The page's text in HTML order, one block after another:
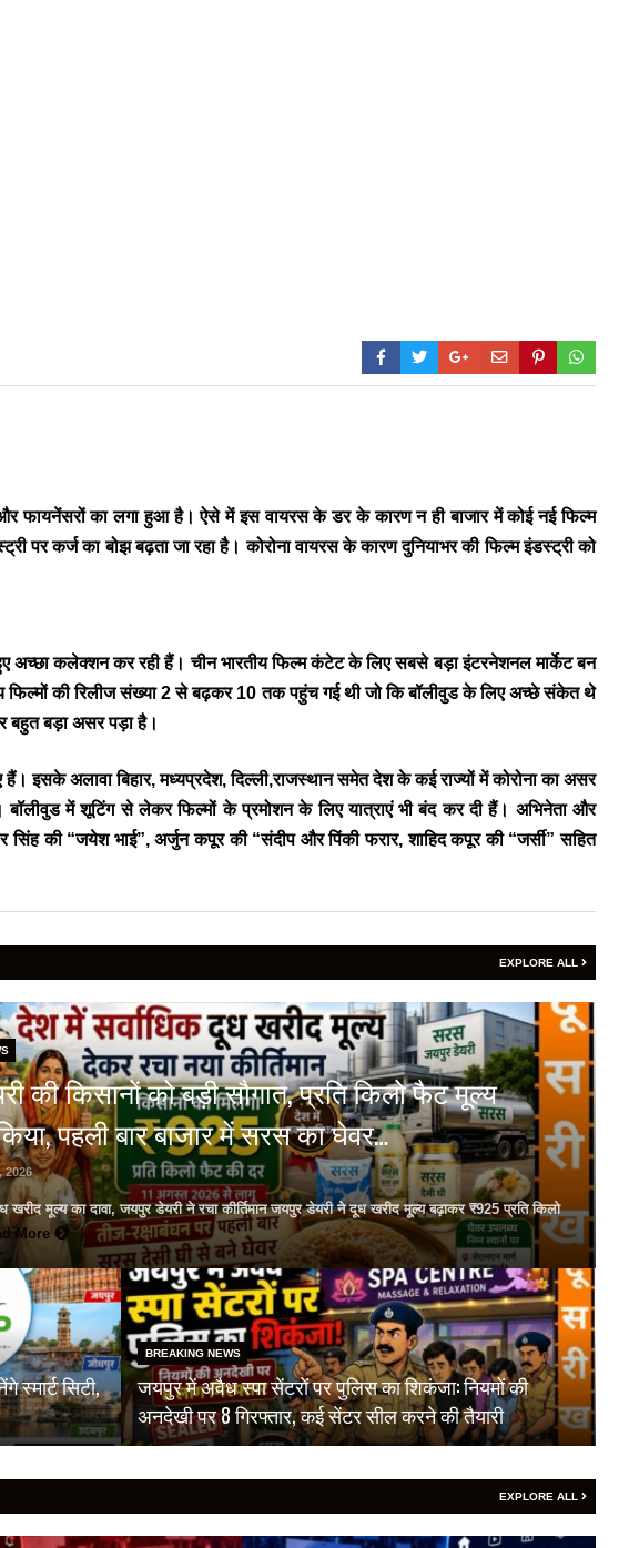
फायनेंसरों का लगा हुआ है। ऐसे में इस वायरस के डर के कारण न ही बाजार में कोई नई फिल्म
पर कर्ज का बोझ बढ़ता जा रहा है। कोरोना वायरस के कारण दुनियाभर की फिल्म इंडस्ट्री को
अच्छा कलेक्शन कर रही हैं। चीन भारतीय फिल्म कंटेट के लिए सबसे बड़ा इंटरनेशनल मार्केट बन
फिल्मों की रिलीज संख्या 2 से बढ़कर 10 तक पहुंच गई थी जो कि बॉलीवुड के लिए अच्छे संकेत थे
बहुत बड़ा असर पड़ा है।
इसके अलावा बिहार, मध्यप्रदेश, दिल्ली,राजस्थान समेत देश के कई राज्यों में कोरोना का असर
बॉलीवुड में शूटिंग से लेकर फिल्मों के प्रमोशन के लिए यात्राएं भी बंद कर दी हैं। अभिनेता और
सिंह की “जयेश भाई”, अर्जुन कपूर की “संदीप और पिंकी फरार, शाहिद कपूर की “जर्सी” सहित
EXPLORE ALL
की किसानों को बड़ी सौगात, प्रति किलो फैट मूल्य
पहली बार बाजार में सरस का घेवर…
2026
खरीद मूल्य का दावा, जयपुर डेयरी ने रचा कीर्तिमान जयपुर डेयरी ने दूध खरीद मूल्य बढ़ाकर ₹925 प्रति किलो
More
सिटी,
BREAKING NEWS
जयपुर में अवैध स्पा सेंटरों पर पुलिस का शिकंजा: नियमों की
अनदेखी पर 8 गिरफ्तार, कई सेंटर सील करने की तैयारी
EXPLORE ALL